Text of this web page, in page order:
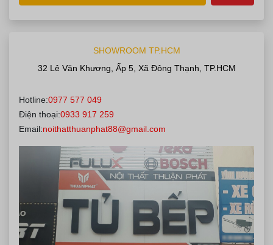
SHOWROOM TP.HCM
32 Lê Văn Khương, Ấp 5, Xã Đông Thạnh, TP.HCM
Hotline:0977 577 049
Điện thoại:0933 917 259
Email:noithatthuanphat88@gmail.com